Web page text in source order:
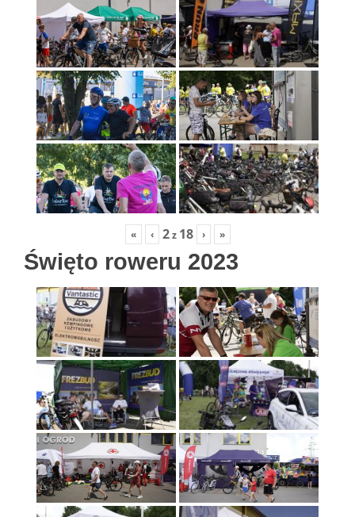
« ‹ 2z 18 › »
Święto roweru 2023